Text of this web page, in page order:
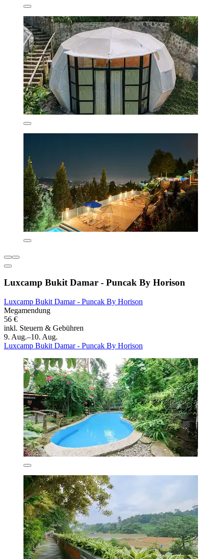
Luxcamp Bukit Damar - Puncak By Horison
Luxcamp Bukit Damar - Puncak By Horison
Megamendung
56 €
inkl. Steuern & Gebühren
9. Aug.–10. Aug.
Luxcamp Bukit Damar - Puncak By Horison